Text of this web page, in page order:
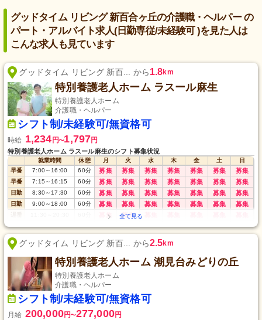
グッドタイム リビング 新百合ヶ丘の介護職・ヘルパー の
パート・アルバイト求人(日勤専従/未経験可 )を見た人は
こんな求人も見ています
グッドタイム リビング 新百... から1.8km
特別養護老人ホーム ラスール麻生
特別養護老人ホーム
介護職・ヘルパー
シフト制/未経験可/無資格可
時給 1,234 円〜1,797円
特別養護老人ホーム ラスール麻生のシフト募集状況
就業時間 休憩 月 火 水 木 金 土
日
早番
7:00～16:00 60分 募集 募集 募集 募集 募集 募集 募集
早番 7:15 ～16:15 60分 募集 募集 募集 募集 募集 募集 募集
日勤 8:30～17:30 60分 募集 募集 募集 募集 募集 募集 募集
日勤 9:00～18:00 60分 募集 募集 募集 募集 募集 募集 募集
募集 募集
遅番 12:45～21:45 60分 募集 募集 募集 募集 募集 募集 募集
遅番 募集 募集
夜勤 17:00～ 翌9:00 90分 募集 募集 募集
18:00 ～翌10:00 90分 募集 募集 募集 募集 募集 募集 募集
深夜 22:00～翌7:00 60 分 募集
グッドタイム リビング 新百... から2.5km
特別養護老人ホーム 潮見台みどりの丘
特別養護老人ホーム
介護職・ヘルパー
シフト制/未経験可/無資格可
月給 200,000円〜277,000円